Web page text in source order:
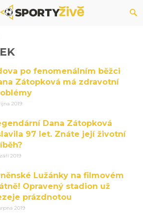
po fenomenálním běžci
Zátopková má zdravotní
2019
Dana Zátopková
97 let. Znáte její životní
2019
Lužánky na filmovém
Opravený stadion už
prázdnotou
2019